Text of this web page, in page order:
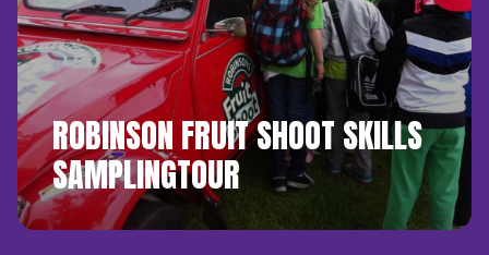
ROBINSON FRUIT SHOOT SKILLS
SAMPLINGTOUR